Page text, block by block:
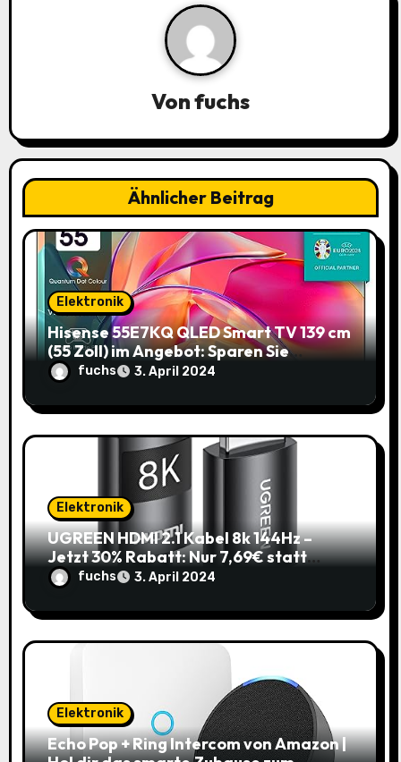
g
a
t
i
o
n
Vonfuchs
Ähnlicher Beitrag
Elektronik
Hisense 55E7KQ QLED Smart TV 139 cm
(55 Zoll) im Angebot: Sparen Sie
145,85€!
fuchs 3. April 2024
Elektronik
UGREEN HDMI 2.1 Kabel 8k 144Hz –
Jetzt 30% Rabatt: Nur 7,69€ statt
10,99€
fuchs 3. April 2024
Elektronik
Echo Pop + Ring Intercom von Amazon |